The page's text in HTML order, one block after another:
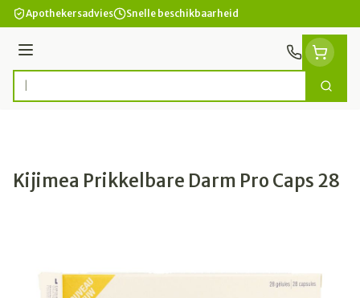
Ga naar de inhoud
Apothekersadvies Snelle beschikbaarheid
Menu
Product, merk, categorie... Zoek
Kijimea Prikkelbare Darm Pro Caps 28